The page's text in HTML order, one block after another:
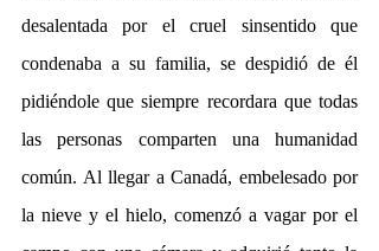
desalentada por el cruel sinsentido que
condenaba a su familia, se despidió de él
pidiéndole que siempre recordara que todas
las personas comparten una humanidad
común. Al llegar a Canadá, embelesado por
la nieve y el hielo, comenzó a vagar por el